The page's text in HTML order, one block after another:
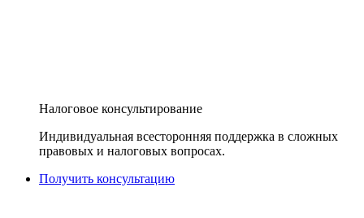
Налоговое консультирование
Индивидуальная всесторонняя поддержка в сложных
правовых и налоговых вопросах.
Получить консультацию